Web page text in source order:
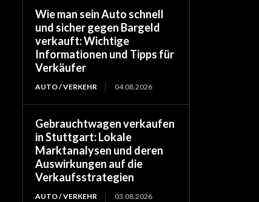
Wie man sein Auto schnell
und sicher gegen Bargeld
verkauft: Wichtige
Informationen und Tipps für
Verkäufer
AUTO / VERKEHR 04.08.2026
Gebrauchtwagen verkaufen
in Stuttgart: Lokale
Marktanalysen und deren
Auswirkungen auf die
Verkaufsstrategien
AUTO / VERKEHR 03.08.2026